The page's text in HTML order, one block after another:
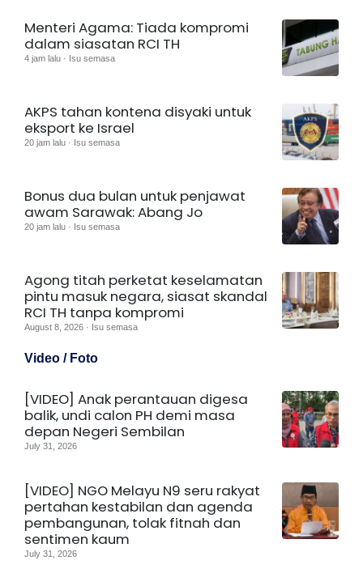
Menteri Agama: Tiada kompromi
dalam siasatan RCI TH
4 jam lalu · Isu semasa
AKPS tahan kontena disyaki untuk
eksport ke Israel
20 jam lalu · Isu semasa
Bonus dua bulan untuk penjawat
awam Sarawak: Abang Jo
20 jam lalu · Isu semasa
Agong titah perketat keselamatan
pintu masuk negara, siasat skandal
RCI TH tanpa kompromi
August 8, 2026 · Isu semasa
Video / Foto
[VIDEO] Anak perantauan digesa
balik, undi calon PH demi masa
depan Negeri Sembilan
July 31, 2026
[VIDEO] NGO Melayu N9 seru rakyat
pertahan kestabilan dan agenda
pembangunan, tolak fitnah dan
sentimen kaum
July 31, 2026